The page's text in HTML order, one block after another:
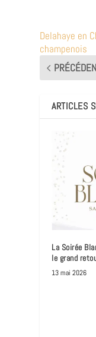
Delahaye en
champenois
ARTICLES
La Soirée
le grand
13 mai 2026